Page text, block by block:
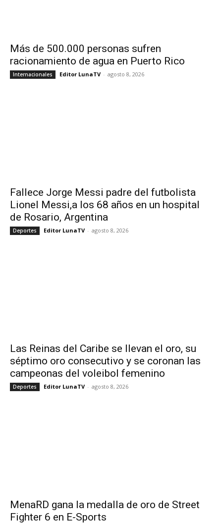
Más de 500.000 personas sufren
racionamiento de agua en Puerto Rico
Internacionales Editor LunaTV - agosto 8, 2026
Fallece Jorge Messi padre del futbolista
Lionel Messi,a los 68 años en un hospital
de Rosario, Argentina
Deportes Editor LunaTV - agosto 8, 2026
Las Reinas del Caribe se llevan el oro, su
séptimo oro consecutivo y se coronan las
campeonas del voleibol femenino
Deportes Editor LunaTV - agosto 8, 2026
MenaRD gana la medalla de oro de Street
Fighter 6 en E-Sports